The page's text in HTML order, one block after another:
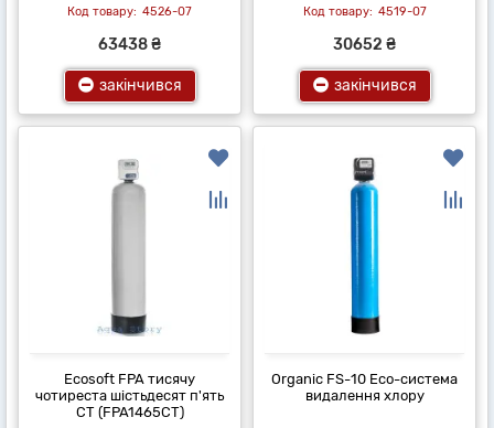
4526-07
63438 ₴
закінчився
4519-07
30652 ₴
закінчився
Ecosoft FPA тисячу
чотиреста шістьдесят п'ять
CT (FPA1465CT)
Organic FS-10 Eco-система
видалення хлору